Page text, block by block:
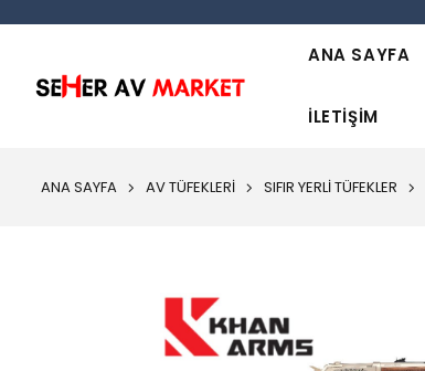
ANA SAYFA
İLETIŞIM
ANA SAYFA AV TÜFEKLERİ SIFIR YERLİ TÜFEKLER